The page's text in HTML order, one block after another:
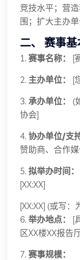
竞技水平；营
围；扩大主办
二、 赛事
1.赛事名称： [
2. 主办单位： [
3.承办单位：
(
协会]
4.协办单位/支
赞助商、合作
5.拟举办时间：
[XX:XX]
[XX:XX] (或写：
6.举办地点：
[
区XX楼XX报告
7.赛事规模：